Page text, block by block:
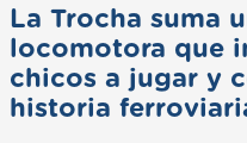
La Trocha suma
locomotora que
chicos a jugar y
historia